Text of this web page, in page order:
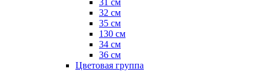
31 см
32 см
35 см
130 см
34 см
36 см
Цветовая группа